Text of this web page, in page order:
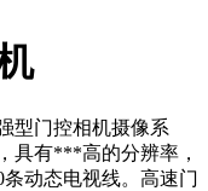
型门控相机摄像系
具有***高的分辨率，
动态电视线。高速门